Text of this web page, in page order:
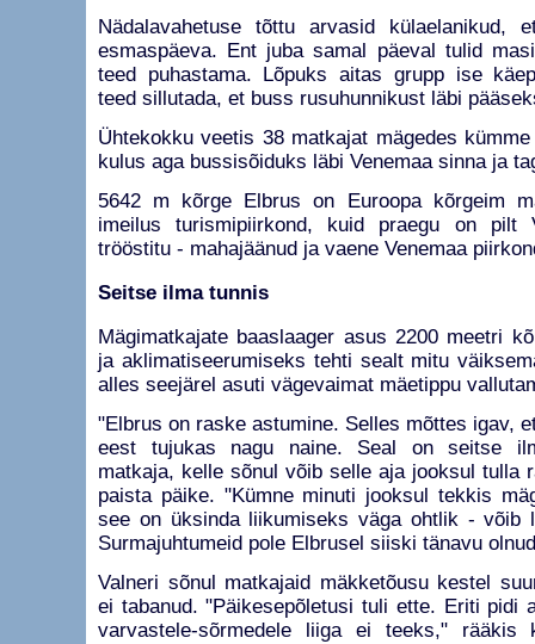
Nädalavahetuse tõttu arvasid
esmaspäeva. Ent juba samal päeval tulid
teed puhastama. Lõpuks aitas grupp ise
teed sillutada, et buss rusuhunnikust läbi
Ühtekokku veetis 38 matkajat mägedes
kulus aga bussisõiduks läbi Venemaa sinna ja
5642 m kõrge Elbrus on Euroopa kõrgeim
imeilus turismipiirkond, kuid praegu on pilt
trööstitu - mahajäänud ja vaene Venemaa
Seitse ilma tunnis
Mägimatkajate baaslaager asus 2200 meetri
ja aklimatiseerumiseks tehti sealt mitu
alles seejärel asuti vägevaimat mäetippu
"Elbrus on raske astumine. Selles mõttes igav,
eest tujukas nagu naine. Seal on seitse
matkaja, kelle sõnul võib selle aja jooksul tulla
paista päike. "Kümne minuti jooksul tekkis
see on üksinda liikumiseks väga ohtlik - võib
Surmajuhtumeid pole Elbrusel siiski tänavu
Valneri sõnul matkajaid mäkketõusu kestel
ei tabanud. "Päikesepõletusi tuli ette. Eriti pidi
varvastele-sõrmedele liiga ei teeks,"